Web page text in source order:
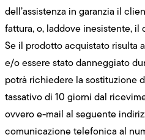
dell’assistenza in garanzia il
fattura, o, laddove inesistente,
Se il prodotto acquistato risulta
e/o essere stato danneggiato
potrà richiedere la sostituzione
tassativo di 10 giorni dal
ovvero e-mail al seguente
comunicazione telefonica al